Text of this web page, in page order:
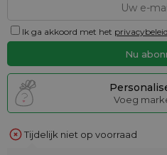
Ik ga akkoord met het privacybeleid
Voeg
Tijdelijk niet op voorraad